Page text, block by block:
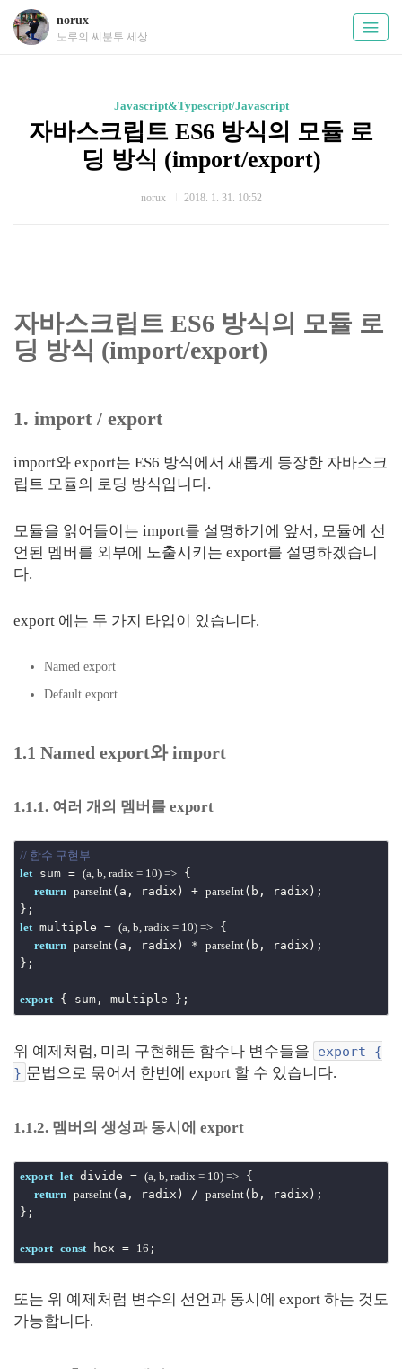
norux
노루의 씨분투 세상
Javascript&Typescript/Javascript
자바스크립트 ES6 방식의 모듈 로
딩 방식 (import/export)
norux 2018. 1. 31. 10:52
자바스크립트 ES6 방식의 모듈 로
딩 방식 (import/export)
1. import / export
import와 export는 ES6 방식에서 새롭게 등장한 자바스크
립트 모듈의 로딩 방식입니다.
모듈을 읽어들이는 import를 설명하기에 앞서, 모듈에 선
언된 멤버를 외부에 노출시키는 export를 설명하겠습니
다.
export 에는 두 가지 타입이 있습니다.
Named export
Default export
1.1 Named export와 import
1.1.1. 여러 개의 멤버를 export
// 함수 구현부
let sum = (a, b, radix = 10) => {
return parseInt(a, radix) + parseInt(b, radix);
let multiple = (a, b, radix = 10) => {
return parseInt(a, radix) * parseInt(b, radix);
};
export
위 예제처럼, 미리 구현해둔 함수나 변수들을
export {
} 문법으로 묶어서 한번에 export 할 수 있습니다.
1.1.2. 멤버의 생성과 동시에 export
export let divide = (a, b, radix = 10) => {
return parseInt(a, radix) / parseInt(b, radix);
};
export const hex = 16
또는 위 예제처럼 변수의 선언과 동시에 export 하는 것도
가능합니다.